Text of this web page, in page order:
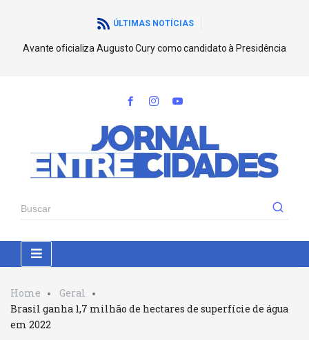
ÚLTIMAS NOTÍCIAS
Avante oficializa Augusto Cury como candidato à Presidência
Home
Geral
Brasil ganha 1,7 milhão de hectares de superfície de água
em 2022